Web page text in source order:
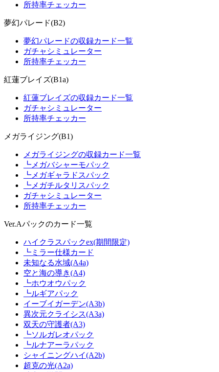
所持率チェッカー
夢幻パレード(B2)
夢幻パレードの収録カード一覧
ガチャシミュレーター
所持率チェッカー
紅蓮ブレイズ(B1a)
紅蓮ブレイズの収録カード一覧
ガチャシミュレーター
所持率チェッカー
メガライジング(B1)
メガライジングの収録カード一覧
┗メガバシャーモパック
┗メガギャラドスパック
┗メガチルタリスパック
ガチャシミュレーター
所持率チェッカー
Ver.Aパックのカード一覧
ハイクラスパックex(期間限定)
┗ミラー仕様カード
未知なる水域(A4a)
空と海の導き(A4)
┗ホウオウパック
┗ルギアパック
イーブイガーデン(A3b)
異次元クライシス(A3a)
双天の守護者(A3)
┗ソルガレオパック
┗ルナアーラパック
シャイニングハイ(A2b)
超克の光(A2a)